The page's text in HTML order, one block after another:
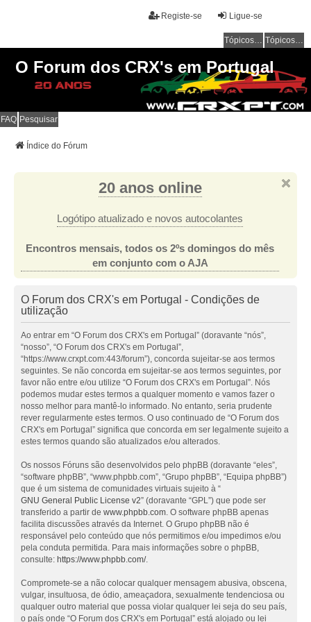
Ligue-se
Registe-se
Tópicos sem resposta Tópicos ativos
O Forum dos CRX's em Portugal
FAQ Pesquisar
Índice do Fórum
20 anos online
Logótipo atualizado e novos autocolantes
Encontros mensais, todos os 2ºs domingos do mês
em conjunto com o AJA
O Forum dos CRX's em Portugal - Condições de
utilização
Ao entrar em “O Forum dos CRX's em Portugal” (doravante “nós”,
“nosso”, “O Forum dos CRX's em Portugal”,
“https://www.crxpt.com:443/forum”), concorda sujeitar-se aos termos
seguintes. Se não concorda em sujeitar-se aos termos seguintes, por
favor não entre e/ou utilize “O Forum dos CRX's em Portugal”. Nós
podemos mudar estes termos a qualquer momento e vamos fazer o
nosso melhor para mantê-lo informado. No entanto, seria prudente
rever regularmente estes termos. O uso continuado de “O Forum dos
CRX's em Portugal” significa que concorda em ser legalmente sujeito a
estes termos quando são atualizados e/ou alterados.
Os nossos Fóruns são desenvolvidos pelo phpBB (doravante “eles”,
“software phpBB”, “www.phpbb.com”, “Grupo phpBB”, “Equipa phpBB”)
que é um sistema de comunidades virtuais sujeito à “
GNU General Public License v2” (doravante “GPL”) que pode ser
transferido a partir de www.phpbb.com. O software phpBB apenas
facilita discussões através da Internet. O Grupo phpBB não é
responsável pelo conteúdo que nós permitimos e/ou impedimos e/ou
pela conduta permitida. Para mais informações sobre o phpBB,
consulte: https://www.phpbb.com/.
Compromete-se a não colocar qualquer mensagem abusiva, obscena,
vulgar, insultuosa, de ódio, ameaçadora, sexualmente tendenciosa ou
qualquer outro material que possa violar qualquer lei seja do seu país,
o país onde “O Forum dos CRX's em Portugal” está alojado ou lei